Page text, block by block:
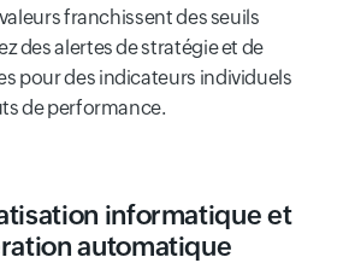
franchissent des seuils
des alertes de stratégie et de
pour des indicateurs individuels
de performance.
informatique et
automatique